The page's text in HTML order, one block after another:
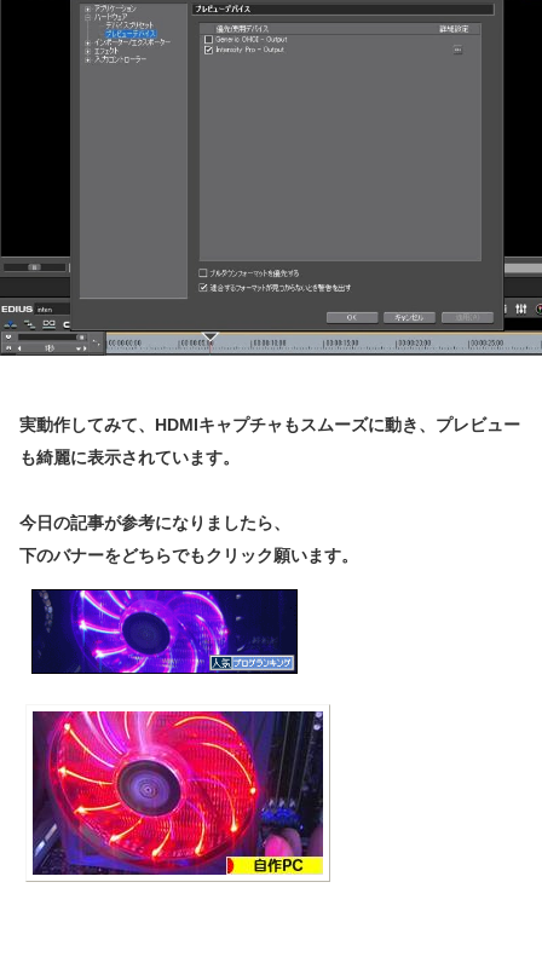
実動作してみて、HDMIキャプチャもスムーズに動き、プレビュー
も綺麗に表示されています。
今日の記事が参考になりましたら、
下のバナーをどちらでもクリック願います。